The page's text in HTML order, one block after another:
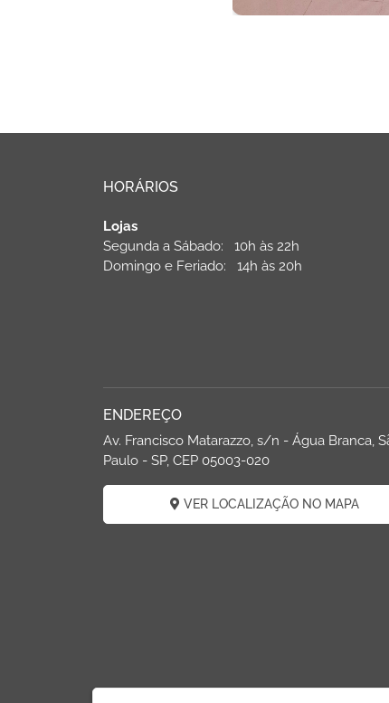
HORÁRIOS
Lojas
Segunda a Sábado: 10h às 22h
Domingo e Feriado: 14h às 20h
ENDEREÇO
Av. Francisco Matarazzo, s/n - Água Branca,
Paulo - SP, CEP 05003-020
VER LOCALIZAÇÃO NO MAPA